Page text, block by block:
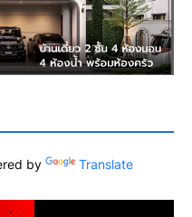
by Translate
. .